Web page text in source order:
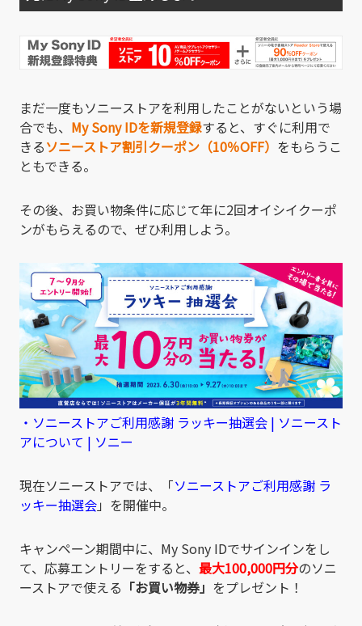
まだ一度もソニーストアを利用したことがないという場
合でも、 My Sony IDを新規登録すると、すぐに利用で
きるソニーストア割引クーポン（10％OFF） をもらうこ
ともできる。
その後、お買い物条件に応じて年に2回オイシイクーポ
ンがもらえるので、ぜひ利用しよう。
・ソニーストアご利用感謝 ラッキー抽選会 | ソニースト
アについて | ソニー
現在ソニーストアでは、「ソニーストアご利用感謝 ラ
ッキー抽選会」を開催中。
キャンペーン期間中に、My Sony IDでサインインをし
て、応募エントリーをすると、 最大100,000円分のソニ
ーストアで使える 「お買い物券」 をプレゼント！